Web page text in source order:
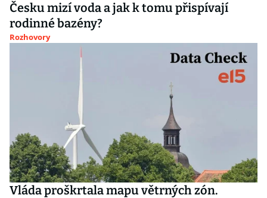
Česku mizí voda a jak k tomu přispívají
rodinné bazény?
Rozhovory
Vláda proškrtala mapu větrných zón.